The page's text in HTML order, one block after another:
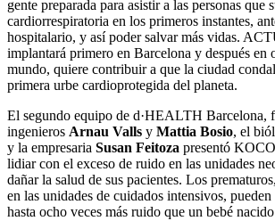
gente preparada para asistir a las personas que
cardiorrespiratoria en los primeros instantes,
hospitalario, y así poder salvar más vidas.
implantará primero en Barcelona y después en
mundo, quiere contribuir a que la ciudad
primera urbe cardioprotegida del planeta.
El segundo equipo de d·HEALTH Barcelona,
ingenieros Arnau Valls y Mattia Bosio, el
y la empresaria Susan Feitoza presentó
lidiar con el exceso de ruido en las unidades
dañar la salud de sus pacientes. Los
en las unidades de cuidados intensivos,
hasta ocho veces más ruido que un bebé